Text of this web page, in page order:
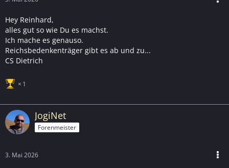
Hey Reinhard,
alles gut so wie Du es machst.
Ich mache es genauso.
Reichsbedenkenträger gibt es ab und zu...
CS Dietrich
1
JogiNet
Forenmeister
3. Mai 2026